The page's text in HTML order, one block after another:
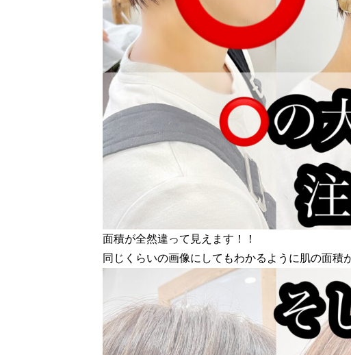
面積が全然違って見えます！！
同じくらいの画像にしてもわかるように肌の面積